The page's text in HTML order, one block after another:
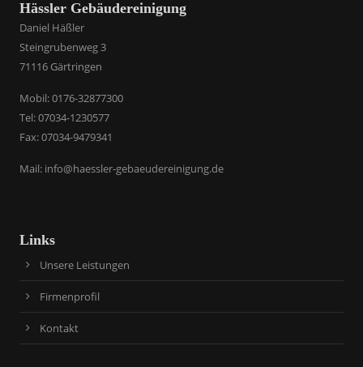
Hässler Gebäudereinigung
Daniel Häßler
Steingrubenweg 3
71116 Gärtringen
​Mobil: 0176-32877300
Tel: 07034-1230577
Fax: 07034-9479341
Mail: info@haessler-gebaeudereinigung.de
Links
Unsere Leistungen
Firmenprofil
Kontakt